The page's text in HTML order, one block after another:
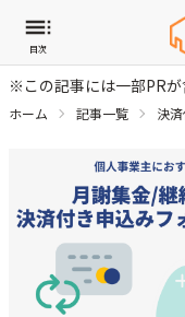
目次
※この記事には一部PRが
ホーム 記事一覧 決